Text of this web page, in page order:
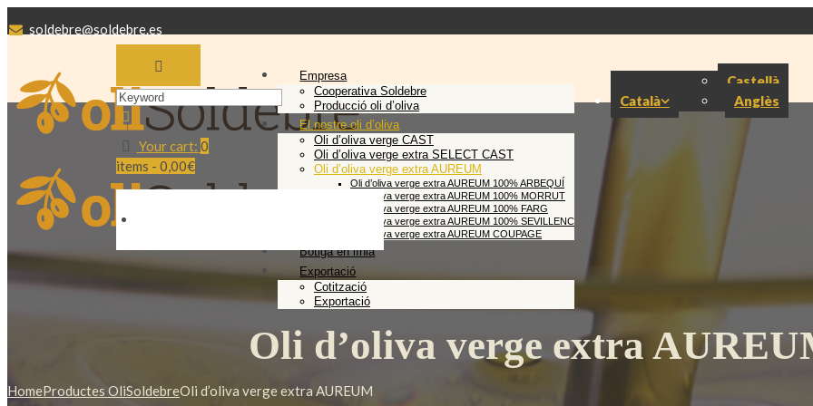
soldebre@soldebre.es
Català
Castellà
Anglès
Empresa
Cooperativa Soldebre
Producció oli d’oliva
El nostre oli d’oliva
Oli d’oliva verge CAST
Oli d’oliva verge extra SELECT CAST
Oli d’oliva verge extra AUREUM
Oli d’oliva verge extra AUREUM 100% ARBEQUÍ
Oli d’oliva verge extra AUREUM 100% MORRUT
Oli d’oliva verge extra AUREUM 100% FARG
Oli d’oliva verge extra AUREUM 100% SEVILLENC
Oli d’oliva verge extra AUREUM COUPAGE
Botiga en línia
Exportació
Cotització
Exportació
Your cart: 0
items - 0,00€
Oli d’oliva verge extra
HomeProductes OliSoldebreOli d’oliva verge extra AUREUM